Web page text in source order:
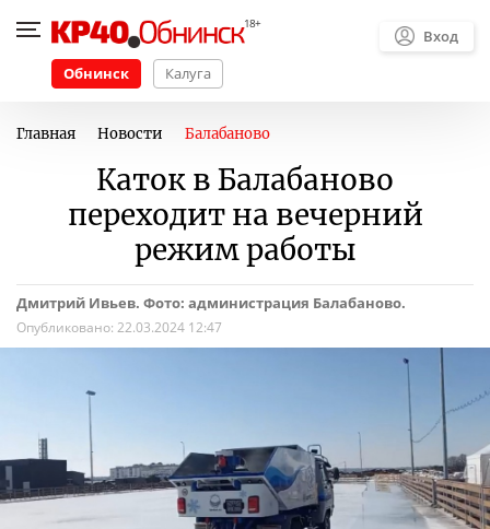
Обнинск Калуга
Вход
Главная Новости Балабаново
Каток в Балабаново
переходит на вечерний
режим работы
Дмитрий Ивьев. Фото: администрация Балабаново.
Опубликовано: 22.03.2024 12:47